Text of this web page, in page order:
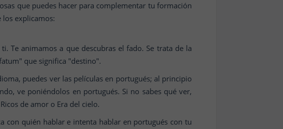
que puedes hacer para complementar tu formación
los explicamos:
Te animamos a que descubras el fado. Se trata de la
que significa "destino".
puedes ver las películas en portugués; al principio
ve poniéndolos en portugués. Si no sabes qué ver,
de amor o Era del cielo.
con quién hablar e intenta hablar en portugués con tu